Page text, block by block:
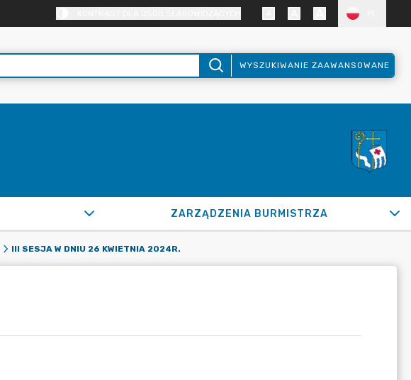
WYSZUKIWANIE ZAAWANSOWANE
ZARZĄDZENIA BURMISTRZA
III SESJA W DNIU 26 KWIETNIA 2024R.